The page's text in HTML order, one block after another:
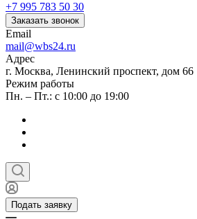
+7 995 783 50 30
Заказать звонок
Email
mail@wbs24.ru
Адрес
г. Москва, Ленинский проспект, дом 66
Режим работы
Пн. – Пт.: с 10:00 до 19:00
Подать заявку